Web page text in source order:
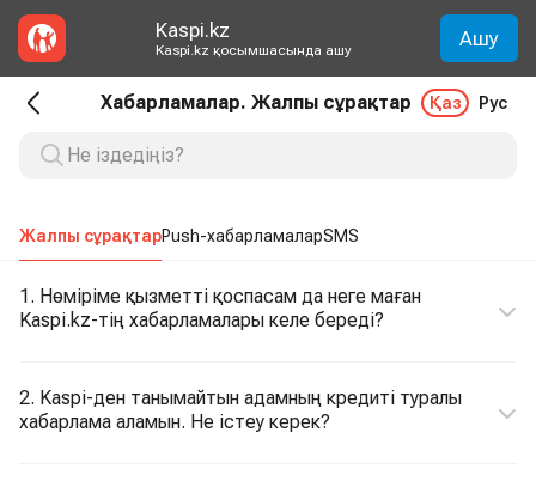
Kaspi.kz
Kaspi.kz қосымшасында ашу Ашу
Хабарламалар. Жалпы сұрақтар Қаз Рус
Жалпы сұрақтарPush-хабарламаларSMS
1. Нөміріме қызметті қоспасам да неге маған
Kaspi.kz-тің хабарламалары келе береді?
2. Kaspi-ден танымайтын адамның кредиті туралы
хабарлама аламын. Не істеу керек?